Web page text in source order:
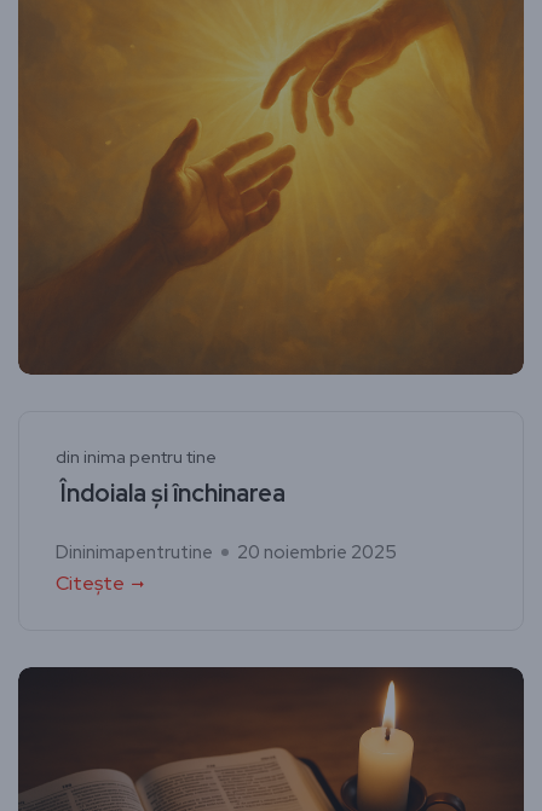
din inima pentru tine
Îndoiala și închinarea
Dininimapentrutine 20 noiembrie 2025
Citește